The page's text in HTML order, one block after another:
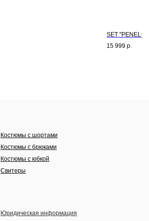
SET
15 999 р.
Костюмы с шортами
Костюмы с брюками
Костюмы с юбкой
Свитеры
Юридическая информация